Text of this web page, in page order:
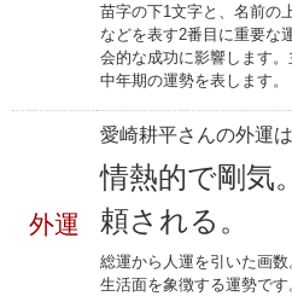
苗字の下1文字と、名前の
などを表す2番目に重要な
会的な成功に影響します
中年期の運勢を表します。
外運
愛崎耕平さんの外運
情熱的で剛気
頼される。
総運から人運を引いた画数
生活面を象徴する運勢です